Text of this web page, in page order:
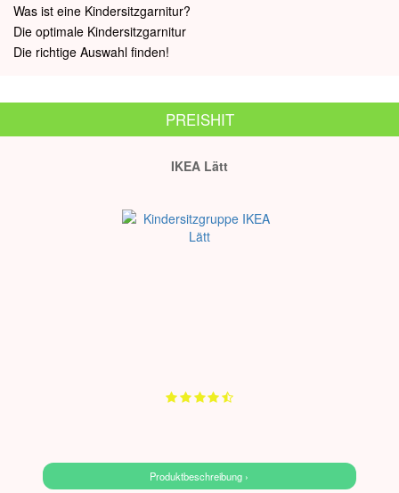
Was ist eine Kindersitzgarnitur?
Die optimale Kindersitzgarnitur
Die richtige Auswahl finden!
PREISHIT
IKEA Lätt
Produktbeschreibung ›